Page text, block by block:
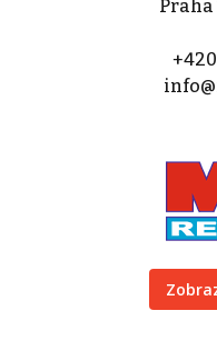
Praha